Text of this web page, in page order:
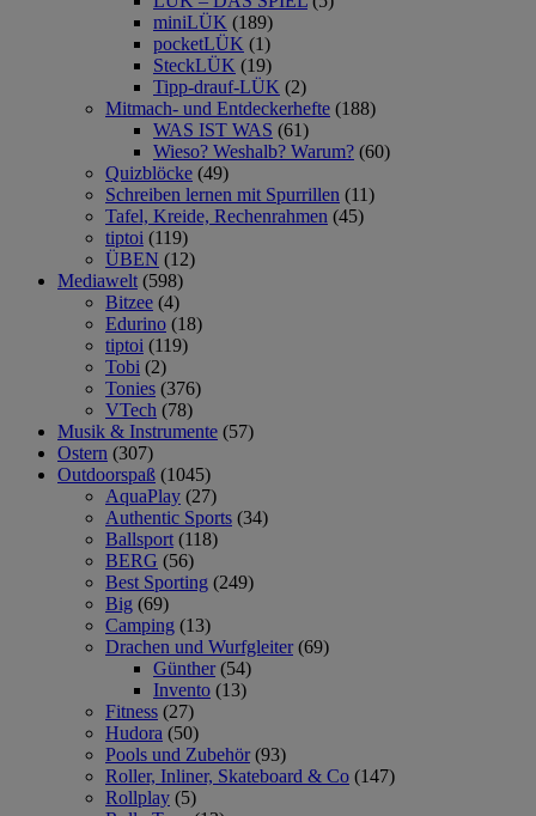
miniLÜK (189)
pocketLÜK (1)
SteckLÜK (19)
Tipp-drauf-LÜK (2)
Mitmach- und Entdeckerhefte (188)
WAS IST WAS (61)
Wieso? Weshalb? Warum? (60)
Quizblöcke (49)
Schreiben lernen mit Spurrillen (11)
Tafel, Kreide, Rechenrahmen (45)
tiptoi (119)
ÜBEN (12)
Mediawelt (598)
Bitzee (4)
Edurino (18)
tiptoi (119)
Tobi (2)
Tonies (376)
VTech (78)
Musik & Instrumente (57)
Ostern (307)
Outdoorspaß (1045)
AquaPlay (27)
Authentic Sports (34)
Ballsport (118)
BERG (56)
Best Sporting (249)
Big (69)
Camping (13)
Drachen und Wurfgleiter (69)
Günther (54)
Invento (13)
Fitness (27)
Hudora (50)
Pools und Zubehör (93)
Roller, Inliner, Skateboard & Co (147)
Rollplay (5)